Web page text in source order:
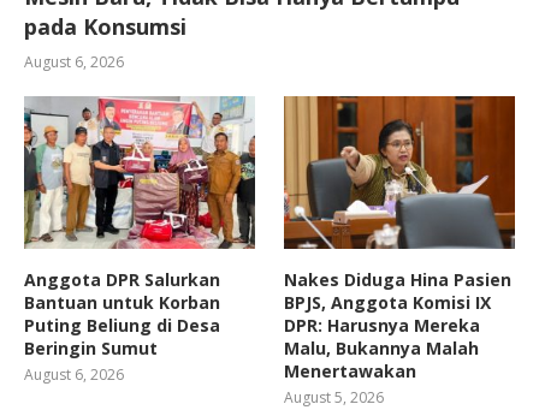
pada Konsumsi
August 6, 2026
Anggota DPR Salurkan
Bantuan untuk Korban
Puting Beliung di Desa
Beringin Sumut
August 6, 2026
Nakes Diduga Hina Pasien
BPJS, Anggota Komisi IX
DPR: Harusnya Mereka
Malu, Bukannya Malah
Menertawakan
August 5, 2026